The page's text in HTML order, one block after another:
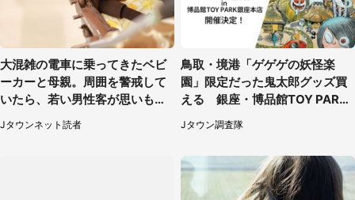
大混雑の電車に乗ってきたベビ
ーカーと母親。周囲を警戒して
いたら、若い男性客が思いもよ
らぬ行動に（東京都・50代女
性）
Jタウンネット読者
鳥取・境港「ゲゲゲの妖怪楽
園」限定だった鬼太郎グッズ買
える 銀座・博品館TOY PARK
へ急げ【8／8～31】
Jタウン調査隊